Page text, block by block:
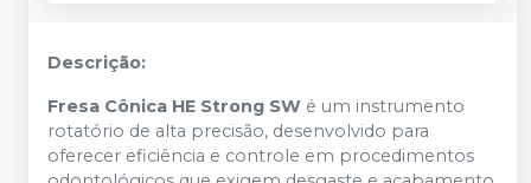
Descrição:
Fresa Cônica HE Strong SW é um instrumento
rotatório de alta precisão, desenvolvido para
oferecer eficiência e controle em procedimentos